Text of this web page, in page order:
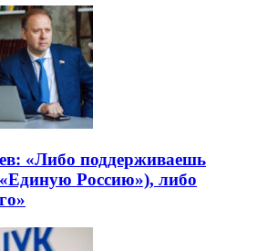
«Либо поддерживаешь
Россию»), либо